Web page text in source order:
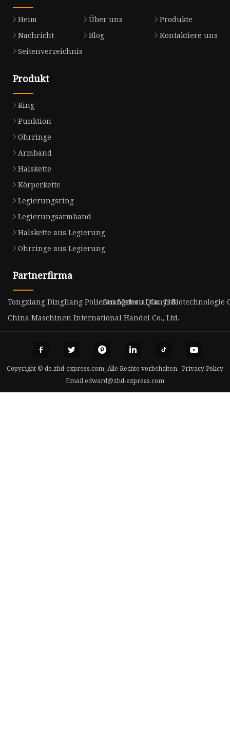
Heim Über uns
Produkte
Nachricht
Blog
Kontaktiere uns
Seitenverzeichnis
Produkt
Ring
Punktion
Ohrringe
Armband
Halskette
Körperkette
Legierungsring
Legierungsarmband
Halskette aus Legierung
Ohrringe aus Legierung
Partnerfirma
Tongxiang Dingliang Polieren Material Co., Ltd
Guangzhou Qianyi Biotechnologie
China Maschinen International Handel Co., Ltd.
Copyright © de.zhd-express.com, Alle Rechte vorbehalten. Privacy Policy
Emailedward@zhd-express.com